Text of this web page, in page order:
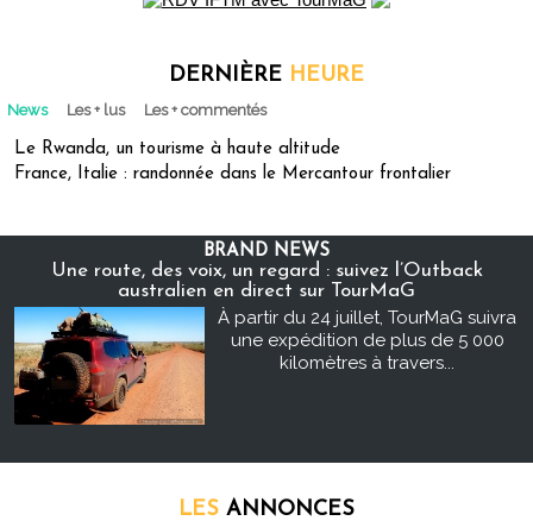
DERNIÈRE HEURE
News Les + lus Les + commentés
Le Rwanda, un tourisme à haute altitude
France, Italie : randonnée dans le Mercantour frontalier
BRAND NEWS
Une route, des voix, un regard : suivez l’Outback
australien en direct sur TourMaG
À partir du 24 juillet, TourMaG suivra
une expédition de plus de 5 000
kilomètres à travers...
LES ANNONCES